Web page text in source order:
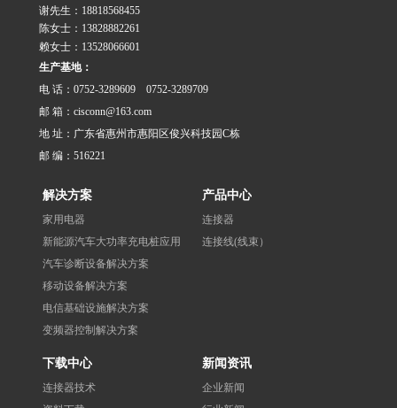
谢先生：18818568455
陈女士：13828882261
赖女士：13528066601
生产基地：
电 话：0752-3289609 0752-3289709
邮 箱：cisconn@163.com
地 址：广东省惠州市惠阳区俊兴科技园C栋
邮 编：516221
解决方案
家用电器
新能源汽车大功率充电桩应用
汽车诊断设备解决方案
移动设备解决方案
电信基础设施解决方案
变频器控制解决方案
产品中心
连接器
连接线(线束）
下载中心
连接器技术
新闻资讯
企业新闻